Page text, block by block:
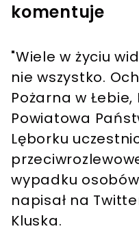
komentuje
"Wiele w życiu
nie wszystko.
Pożarna w Łebie,
Powiatowa
Lęborku
wypadku
napisał na
Kluska.